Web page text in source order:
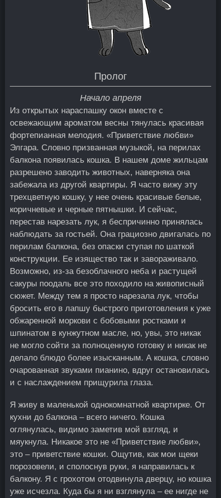
Пролог
Начало апреля
Из открытых нараспашку окон вместе с
освежающим ароматом весны тянулась красивая
фортепианная мелодия. «Приветствие любви»
Элгара. Словно призванная музыкой, на перилах
балкона появилась кошка. В нашем доме жильцам
разрешено заводить животных, наверняка она
забежала из другой квартиры. Я часто вижу эту
трехцветную кошку, у нее очень красивые белые,
коричневые и черные пятнышки. И сейчас,
перестав нарезать лук, я беспричинно принялась
наблюдать за гостьей. Она грациозно двигалась по
перилам балкона, без опаски ступая по шаткой
конструкции. Ее изящество так и завораживало.
Возможно, из-за безоблачного неба и растущей
сакуры поодаль все это походило на живописный
сюжет. Между тем я просто нарезала лук, чтобы
бросить его в лапшу быстрого приготовления к уже
обжаренной моркови с бобовыми ростками и
шпинатом в кунжутном масле, но, увы, это никак
не могло сойти за полноценную готовку и никак не
делало блюдо более изысканным. А кошка, словно
очарованная звуками пианино, вдруг остановилась
и с наслаждением прищурила глаза.
Я живу в маленькой однокомнатной квартирке. От
кухни до балкона – всего ничего. Кошка
оглянулась, видимо заметив мой взгляд, и
мяукнула. Никакое это не «Приветствие любви»,
это – приветствие кошки. Ощутив, как мои щеки
порозовели, и сполоснув руки, я направилась к
балкону. Я с грохотом отодвинула дверцу, но кошка
уже исчезла. Куда бы я ни взглянула – ее нигде не